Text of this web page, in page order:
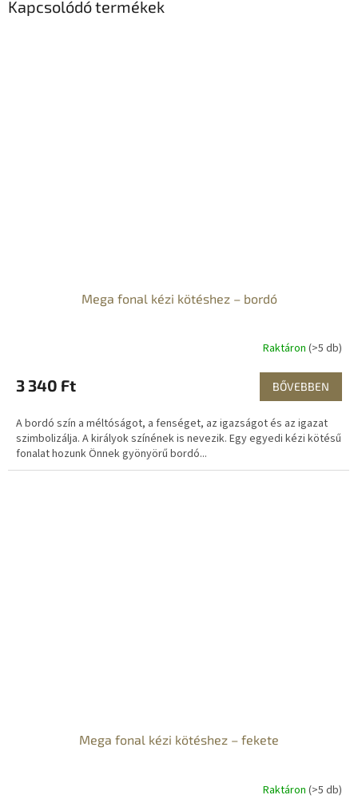
Kapcsolódó termékek
Mega fonal kézi kötéshez – bordó
Raktáron (>5 db)
3 340 Ft BŐVEBBEN
A bordó szín a méltóságot, a fenséget, az igazságot és az igazat
szimbolizálja. A királyok színének is nevezik. Egy egyedi kézi kötésű
fonalat hozunk Önnek gyönyörű bordó...
Mega fonal kézi kötéshez – fekete
Raktáron (>5 db)